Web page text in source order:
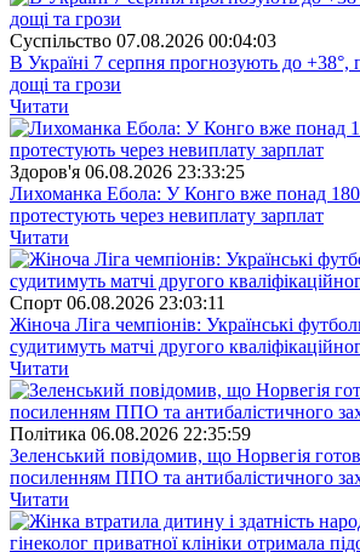
Суспiльство 07.08.2026 00:04:03
В Україні 7 серпня прогнозують до +38°,
дощі та грози
Читати
Здоров'я 06.08.2026 23:33:25
Лихоманка Ебола: У Конго вже понад
протестують через невиплату зарплат
Читати
Спорт 06.08.2026 23:03:11
Жіноча Ліга чемпіонів: Українські
судитимуть матчі другого
Читати
Полiтика 06.08.2026 22:35:59
Зеленський повідомив, що Норвегія
посиленням ППО та антибалістичного
Читати